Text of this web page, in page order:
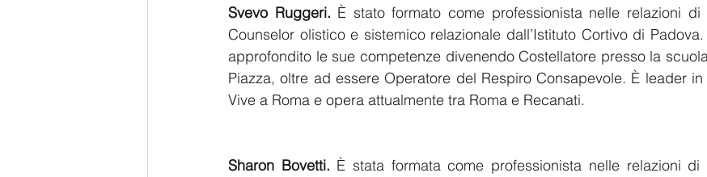
Svevo Ruggeri. È stato formato come professionista nelle relazioni
Counselor olistico e sistemico relazionale dall’Istituto Cortivo di
approfondito le sue competenze divenendo Costellatore presso la
Piazza, oltre ad essere Operatore del Respiro Consapevole. È leader
Vive a Roma e opera attualmente tra Roma e Recanati.
Sharon Bovetti. È stata formata come professionista nelle relazioni